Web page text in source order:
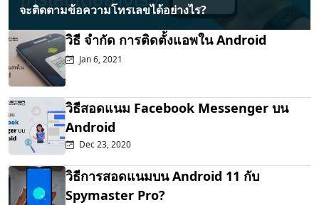
จะติดตามข้อความโทรเลขได้อย่างไร?
วิธี จำกัด การติดตั้งแอพใน Android
Jan 6, 2021
วิธีสอดแนม Facebook Messenger บน
Android
Dec 23, 2020
วิธีการสอดแนมบน Android 11 กับ
Spymaster Pro?